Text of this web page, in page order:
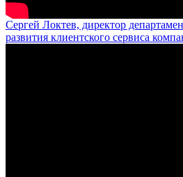
Сергей Локтев, директор
развития клиентского сервиса